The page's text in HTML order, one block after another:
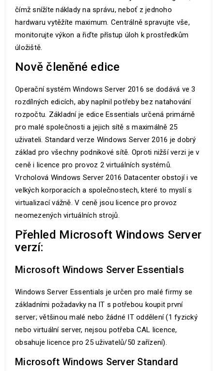
čímž snížíte náklady na správu, neboť z jednoho
hardwaru vytěžíte maximum. Centrálně spravujte vše,
monitorujte výkon a řiďte přístup úloh k prostředkům
úložiště.
Nově členěné edice
Operační systém Windows Server 2016 se dodává ve 3
rozdílných edicích, aby naplnil potřeby bez natahování
rozpočtu. Základní je edice Essentials určená primárně
pro malé společnosti a jejich sítě s maximálně 25
uživateli. Standard verze Windows Server 2016 je dobrý
základ pro všechny podnikové sítě. Oproti nižší verzi je v
ceně i licence pro provoz 2 virtuálních systémů.
Vrcholová Windows Server 2016 Datacenter obstojí i ve
velkých korporacích a společnostech, které to myslí s
virtualizací vážně. V ceně jsou licence pro provoz
neomezených virtuálních strojů.
Přehled Microsoft Windows Server
verzí:
Microsoft Windows Server Essentials
Windows Server Essentials je určen pro malé firmy se
základními požadavky na IT s potřebou koupit první
server; většinou malé nebo žádné IT oddělení (1 fyzický
nebo virtuální server, nejsou potřeba CAL licence,
obsahuje licence pro 25 uživatelů/50 zařízení).
Microsoft Windows Server Standard